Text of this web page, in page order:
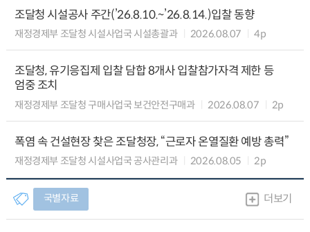
조달청 시설공사 주간(’26.8.10.~’26.8.14.)입찰 동향
재정경제부 조달청 시설사업국 시설총괄과 2026.08.07 4p
조달청, 유기응집제 입찰 담합 8개사 입찰참가자격 제한 등
엄중 조치
재정경제부 조달청 구매사업국 보건안전구매과 2026.08.07 2p
폭염 속 건설현장 찾은 조달청장, “근로자 온열질환 예방 총력”
재정경제부 조달청 시설사업국 공사관리과 2026.08.05 2p
국별자료 더보기